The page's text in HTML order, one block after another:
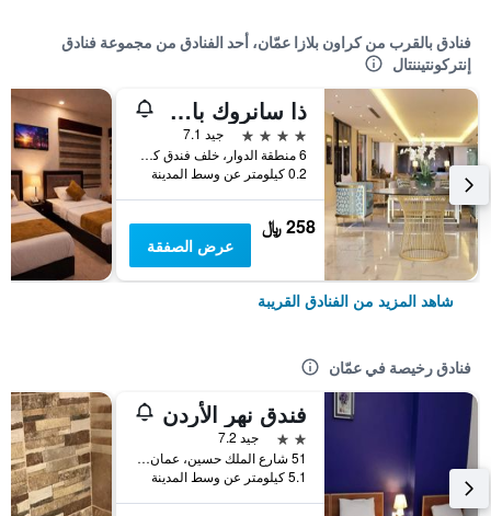
فنادق بالقرب من كراون بلازا عمّان، أحد الفنادق من مجموعة فنادق
إنتركونتيننتال
ذا سانروك باي لو ريف هوتلز
4 نجوم
جيد 7.1
6 منطقة الدوار، خلف فندق كراون بلازا, عمّان, الأردن
0.2 كيلومتر عن وسط المدينة
258 ﷼
عرض الصفقة
شاهد المزيد من الفنادق القريبة
فنادق رخيصة في عمّان
فندق نهر الأردن
2 نجمتين
جيد 7.2
51 شارع الملك حسين، عمان ، الأردن, عمّان, الأردن
5.1 كيلومتر عن وسط المدينة